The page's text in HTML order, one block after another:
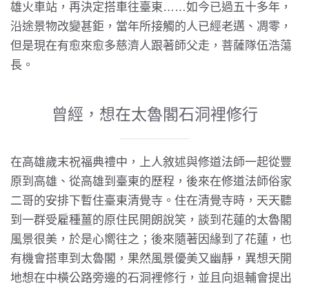
雄火車站，再決定搭車往臺東……如今已過五十多年，
沿途景物改變甚鉅，當年所接觸的人已經老邁、凋零，
但是現在有愈來愈多慈濟人跟著師父走，菩薩隊伍浩蕩
長。
曾經，想在太魯閣石洞裡修行
在高雄歲末祝福典禮中，上人敘述與修道法師一起從豐
原到高雄、從高雄到臺東的歷程，後來在修道法師俗家
二哥的安排下暫住臺東清覺寺。住在清覺寺時，天天聽
到一群受雇種薑的原住民開朗說笑，談到花蓮的太魯閣
風景很美，於是心嚮往之；後來隨著因緣到了花蓮，也
有機會搭車到太魯閣，果然風景優美又幽靜，異想天開
地想在中橫公路旁邊的石洞裡修行，並且向退輔會提出